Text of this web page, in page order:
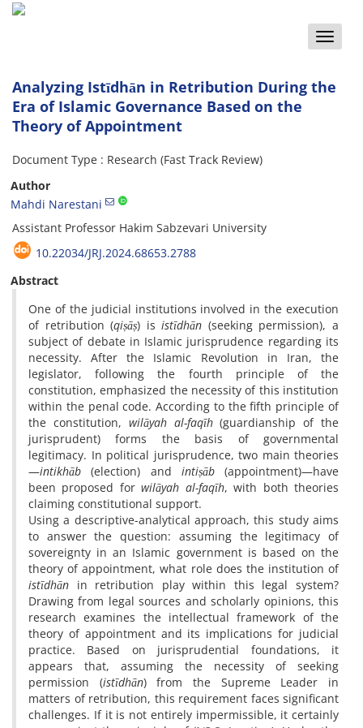
Toggle
Analyzing Istīdhān in Retribution During the
Era of Islamic Governance Based on the
Theory of Appointment
Document Type : Research (Fast Track Review)
Author
Mahdi Narestani
Assistant Professor Hakim Sabzevari University
10.22034/JRJ.2024.68653.2788
Abstract
One of the judicial institutions involved in the execution
of retribution (qiṣāṣ) isistīdhān (seeking permission), a
subject of debate in Islamic jurisprudence regarding its
necessity. After the Islamic Revolution in Iran, the
legislator, following the fourth principle of the
constitution, emphasized the necessity of this institution
within the penal code. According to the fifth principle of
the constitution, wilāyah al-faqīh(guardianship of the
jurisprudent) forms the basis of governmental
legitimacy. In political jurisprudence, two main theories
—intikhāb (election) and intiṣāb(appointment)—have
been proposed forwilāyah al-faqīh, with both theories
claiming constitutional support.
Using a descriptive-analytical approach, this study aims
to answer the question: assuming the legitimacy of
sovereignty in an Islamic government is based on the
theory of appointment, what role does the institution of
istīdhān in retribution play within this legal system?
Drawing from legal sources and scholarly opinions, this
research examines the intellectual framework of the
theory of appointment and its implications for judicial
practice. Based on jurisprudential foundations, it
appears that, assuming the necessity of seeking
permission (istīdhān) from the Supreme Leader in
matters of retribution, this requirement faces significant
challenges. If it is not entirely impermissible, it certainly